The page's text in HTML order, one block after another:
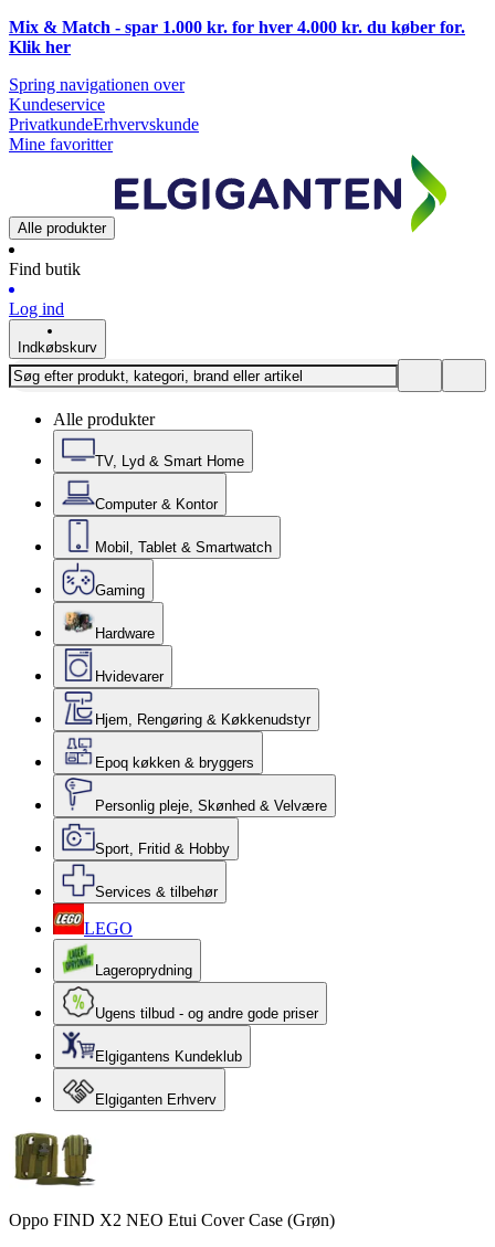
Mix & Match - spar 1.000 kr. for hver 4.000 kr. du køber for.
Klik her
Spring navigationen over
Kundeservice
PrivatkundeErhvervskunde
Mine favoritter
Alle produkter
Find butik
Log ind
Indkøbskurv
Alle produkter
TV, Lyd & Smart Home
Computer & Kontor
Mobil, Tablet & Smartwatch
Gaming
Hardware
Hvidevarer
Hjem, Rengøring & Køkkenudstyr
Epoq køkken & bryggers
Personlig pleje, Skønhed & Velvære
Sport, Fritid & Hobby
Services & tilbehør
LEGO
Lageroprydning
Ugens tilbud - og andre gode priser
Elgigantens Kundeklub
Elgiganten Erhverv
Oppo FIND X2 NEO Etui Cover Case (Grøn)